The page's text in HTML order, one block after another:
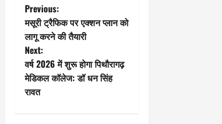
P
o
s
t
n
Previous:
मसूरी ट्रैफिक पर एक्शन प्लान को
लागू करने की तैयारी
Next:
वर्ष 2026 में शुरू होगा पिथौरागढ़
मेडिकल कॉलेज: डॉ धन सिंह
रावत